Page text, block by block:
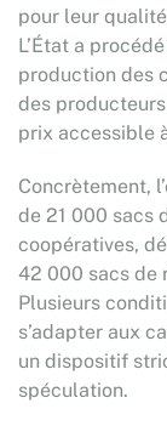
pour leur
L’État a
production des
des
prix accessible
Concrètement,
de 21 000 sacs
coopératives,
42 000 sacs de
Plusieurs
s’adapter aux
un dispositif
spéculation.